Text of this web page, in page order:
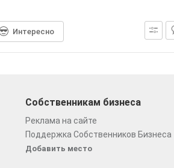
Интересно
Собственникам бизнеса
Реклама на сайте
Поддержка Собственников Бизнеса
Добавить место